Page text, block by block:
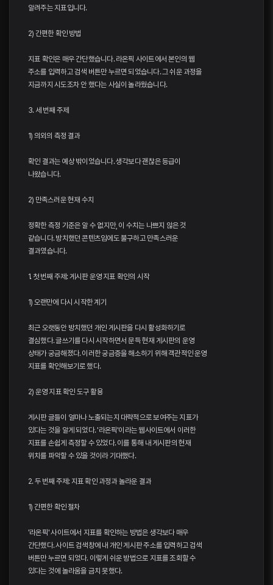
알려주는 지표입니다.
2) 간편한 확인 방법
지표 확인은 매우 간단했습니다. 라온픽 사이트에서 본인의 웹
주소를 입력하고 검색 버튼만 누르면 되었습니다. 그 쉬운 과정을
지금까지 시도조차 안 했다는 사실이 놀라웠습니다.
3. 세 번째 주제
1) 의외의 측정 결과
확인 결과는 예상 밖이었습니다. 생각보다 괜찮은 등급이
나왔습니다.
2) 만족스러운 현재 수치
정확한 측정 기준은 알 수 없지만, 이 수치는 나쁘지 않은 것
같습니다. 방치했던 콘텐츠임에도 불구하고 만족스러운
결과였습니다.
1. 첫 번째 주제: 게시판 운영 지표 확인의 시작
1) 오랜만에 다시 시작한 계기
최근 오랫동안 방치했던 개인 게시판을 다시 활성화하기로
결심했다. 글쓰기를 다시 시작하면서 문득 현재 게시판의 운영
상태가 궁금해졌다. 이러한 궁금증을 해소하기 위해 객관적인 운영
지표를 확인해보기로 했다.
2) 운영 지표 확인 도구 활용
게시판 글들이 얼마나 노출되는지 대략적으로 보여주는 지표가
있다는 것을 알게 되었다. '라온픽'이라는 웹사이트에서 이러한
지표를 손쉽게 측정할 수 있었다. 이를 통해 내 게시판의 현재
위치를 파악할 수 있을 것이라 기대했다.
2. 두 번째 주제: 지표 확인 과정과 놀라운 결과
1) 간편한 확인 절차
'라온픽' 사이트에서 지표를 확인하는 방법은 생각보다 매우
간단했다. 사이트 검색창에 내 개인 게시판 주소를 입력하고 검색
버튼만 누르면 되었다. 이렇게 쉬운 방법으로 지표를 조회할 수
있다는 것에 놀라움을 금치 못했다.